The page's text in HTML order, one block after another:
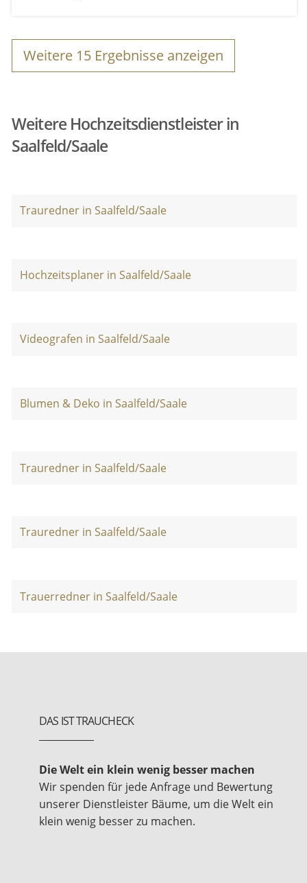
Weitere 15 Ergebnisse anzeigen
Weitere Hochzeitsdienstleister in
Saalfeld/Saale
Trauredner in Saalfeld/Saale
Hochzeitsplaner in Saalfeld/Saale
Videografen in Saalfeld/Saale
Blumen & Deko in Saalfeld/Saale
Trauredner in Saalfeld/Saale
Trauredner in Saalfeld/Saale
Trauerredner in Saalfeld/Saale
DAS IST TRAUCHECK
Die Welt ein klein wenig besser machen
Wir spenden für jede Anfrage und Bewertung
unserer Dienstleister Bäume, um die Welt ein
klein wenig besser zu machen.